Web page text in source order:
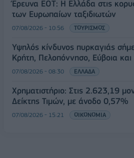
Έρευνα ΕΟΤ: Η Ελλάδα στις
των Ευρωπαίων ταξιδιωτών
07/08/2026 - 10:56 ΤΟΥΡΙΣΜΟΣ
Υψηλός κίνδυνος πυρκαγιάς
Κρήτη, Πελοπόννησο, Εύβοια και
07/08/2026 - 08:30 ΕΛΛΑΔΑ
Χρηματιστήριο: Στις 2.623,19
Δείκτης Τιμών, με άνοδο 0,57%
07/08/2026 - 15:21 ΟΙΚΟΝΟΜΙΑ